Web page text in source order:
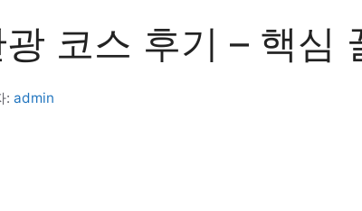
코스 후기 – 핵심
: admin